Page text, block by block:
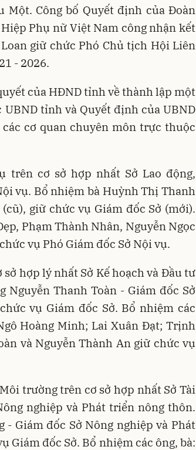
Một. Công bố Quyết định của Đoàn
Phụ nữ Việt Nam công nhận kết
giữ chức Phó Chủ tịch Hội Liên
- 2026.
của HĐND tỉnh về thành lập một
tỉnh và Quyết định của UBND
cơ quan chuyên môn trực thuộc
trên cơ sở hợp nhất Sở Lao động,
vụ. Bổ nhiệm bà Huỳnh Thị Thanh
giữ chức vụ Giám đốc Sở (mới).
Phạm Thành Nhân, Nguyễn Ngọc
vụ Phó Giám đốc Sở Nội vụ.
hợp lý nhất Sở Kế hoạch và Đầu tư
Nguyễn Thanh Toàn - Giám đốc Sở
vụ Giám đốc Sở. Bổ nhiệm các
Hoàng Minh; Lai Xuân Đạt; Trịnh
và Nguyễn Thành An giữ chức vụ
trường trên cơ sở hợp nhất Sở Tài
nghiệp và Phát triển nông thôn.
- Giám đốc Sở Nông nghiệp và Phát
Giám đốc Sở. Bổ nhiệm các ông, bà: